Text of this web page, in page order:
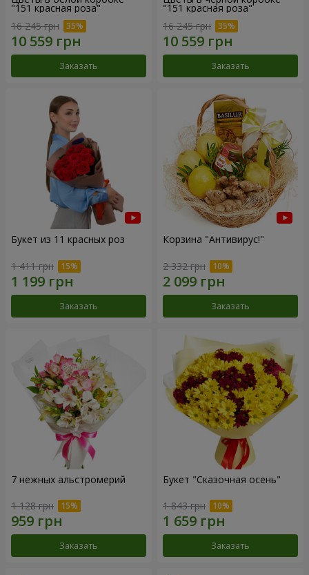
"151 красная роза"
16 245 грн
Заказать
"151 красная роза"
16 245 грн
Заказать
Букет из 11 красных роз
1 411 грн
Заказать
Корзина "Антивирус!"
2 332 грн
Заказать
7 нежных альстромерий
1 128 грн
Заказать
Букет "Сказочная осень"
1 843 грн
Заказать